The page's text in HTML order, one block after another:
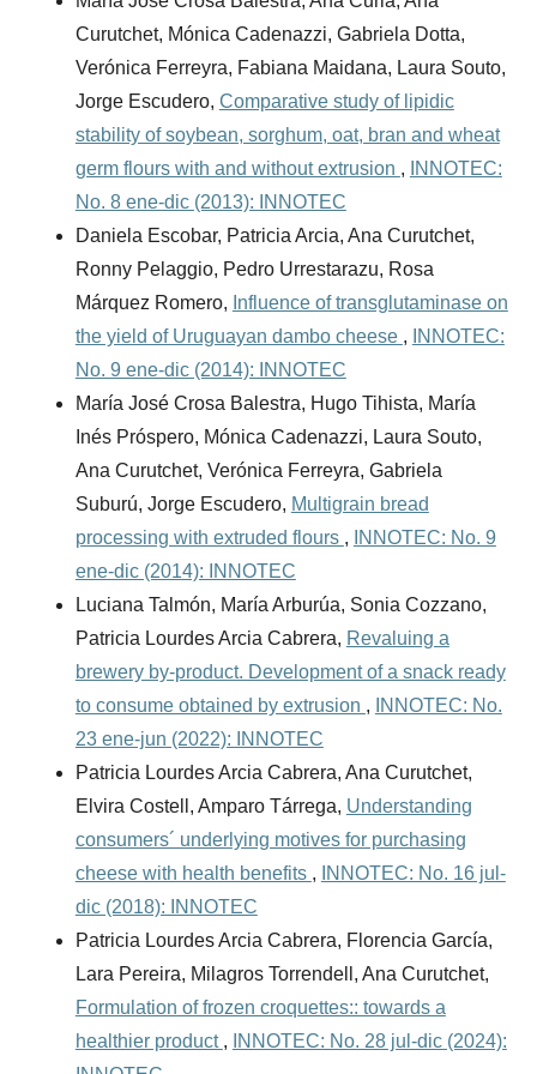
Curutchet, Mónica Cadenazzi, Gabriela Dotta,
Verónica Ferreyra, Fabiana Maidana, Laura Souto,
Jorge Escudero, Comparative study of lipidic
stability of soybean, sorghum, oat, bran and wheat
germ flours with and without extrusion ,
INNOTEC:
No. 8 ene-dic (2013): INNOTEC
Daniela Escobar, Patricia Arcia, Ana Curutchet,
Ronny Pelaggio, Pedro Urrestarazu, Rosa
Márquez Romero, Influence of transglutaminase on
the yield of Uruguayan dambo cheese ,
INNOTEC:
No. 9 ene-dic (2014): INNOTEC
María José Crosa Balestra, Hugo Tihista, María
Inés Próspero, Mónica Cadenazzi, Laura Souto,
Ana Curutchet, Verónica Ferreyra, Gabriela
Suburú, Jorge Escudero, Multigrain bread
processing with extruded flours ,
INNOTEC: No. 9
ene-dic (2014): INNOTEC
Luciana Talmón, María Arburúa, Sonia Cozzano,
Patricia Lourdes Arcia Cabrera, Revaluing a
brewery by-product. Development of a snack ready
to consume obtained by extrusion ,
INNOTEC: No.
23 ene-jun (2022): INNOTEC
Patricia Lourdes Arcia Cabrera, Ana Curutchet,
Elvira Costell, Amparo Tárrega, Understanding
consumers´ underlying motives for purchasing
cheese with health benefits ,
INNOTEC: No. 16 jul-
dic (2018): INNOTEC
Patricia Lourdes Arcia Cabrera, Florencia García,
Lara Pereira, Milagros Torrendell, Ana Curutchet,
Formulation of frozen croquettes:: towards a
healthier product ,
INNOTEC: No. 28 jul-dic (2024):